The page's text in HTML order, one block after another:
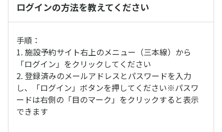
ログインの方法を教えてください
手順：
1. 施設予約サイト右上のメニュー（三本線）から
「ログイン」をクリックしてください
2. 登録済みのメールアドレスとパスワードを入力
し、「ログイン」ボタンを押してください※パスワ
ードは右側の「目のマーク」をクリックすると表示
できます